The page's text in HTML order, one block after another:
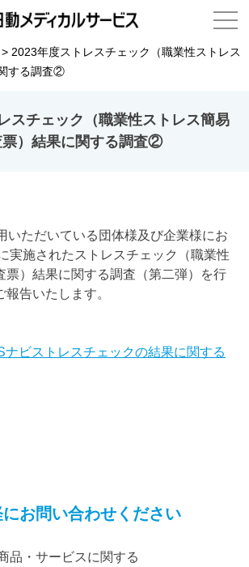
> 2023年度ストレスチェック（職業性ストレス
する調査②
スチェック（職業性ストレス簡易
票）結果に関する調査②
いただいている団体様及び企業様にお
実施されたストレスチェック（職業性
票）結果に関する調査（第二弾）を行
告いたします。
ナビストレスチェックの結果に関する
お問い合わせください
品・サービスに関する